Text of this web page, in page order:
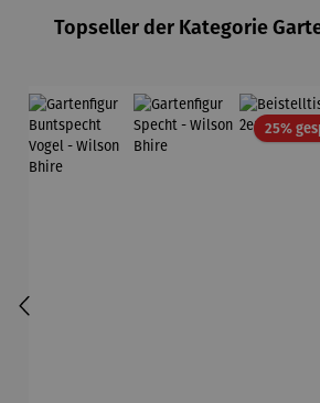
Topseller der Kategorie
25%